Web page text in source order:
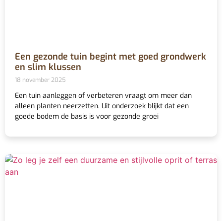
Een gezonde tuin begint met goed grondwerk
en slim klussen
18 november 2025
Een tuin aanleggen of verbeteren vraagt om meer dan
alleen planten neerzetten. Uit onderzoek blijkt dat een
goede bodem de basis is voor gezonde groei